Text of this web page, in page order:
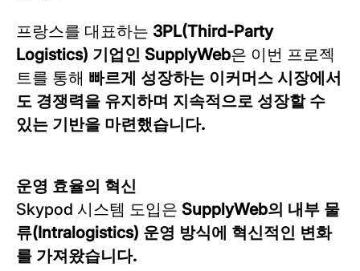
프랑스를 대표하는 3PL(Third-Party
Logistics) 기업인 SupplyWeb은 이번 프로젝
트를 통해 빠르게 성장하는 이커머스 시장에서
도 경쟁력을 유지하며 지속적으로 성장할 수
있는 기반을 마련했습니다.
운영 효율의 혁신
Skypod 시스템 도입은 SupplyWeb의 내부 물
류(Intralogistics) 운영 방식에 혁신적인 변화
를 가져왔습니다.